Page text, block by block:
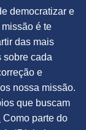
democratizar e
é te
das mais
sobre cada
e
nossa missão.
que buscam
Como parte do